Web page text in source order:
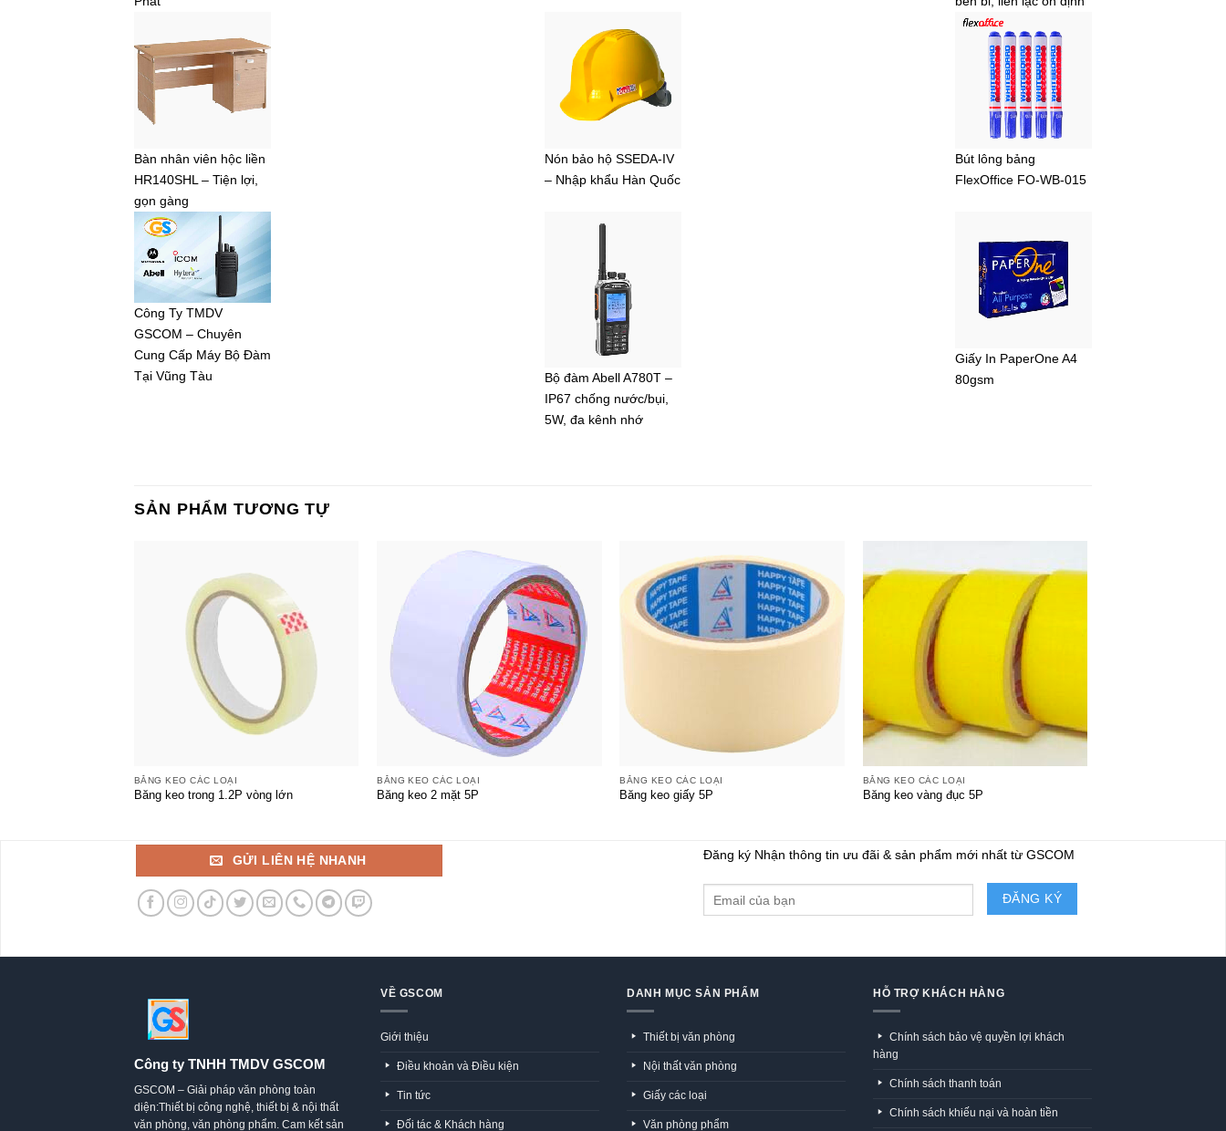
Bàn nhân viên hộc liền
HR140SHL – Tiện lợi,
gọn gàng
Nón bảo hộ SSEDA-IV
– Nhập khẩu Hàn Quốc
Bút lông bảng
FlexOffice FO-WB-015
Công Ty TMDV
GSCOM – Chuyên
Cung Cấp Máy Bộ Đàm
Tại Vũng Tàu
Bộ đàm Abell A780T –
IP67 chống nước/bụi,
5W, đa kênh nhớ
Giấy In PaperOne A4
80gsm
SẢN PHẨM TƯƠNG TỰ
BĂNG KEO CÁC LOẠI
Băng keo trong 1.2P vòng lớn
BĂNG KEO CÁC LOẠI
Băng keo 2 mặt 5P
BĂNG KEO CÁC LOẠI
Băng keo giấy 5P
BĂNG KEO CÁC LOẠI
Băng keo vàng đục 5P
GỬI LIÊN HỆ NHANH Đăng ký Nhận thông tin ưu đãi & sản phẩm mới nhất từ GSCOM
Công ty TNHH TMDV GSCOM
GSCOM – Giải pháp văn phòng toàn
diện:Thiết bị công nghệ, thiết bị & nội thất
văn phòng, văn phòng phẩm. Cam kết sản
VỀ GSCOM
Giới thiệu
Điều khoản và Điều kiện
Tin tức
Đối tác & Khách hàng
DANH MỤC SẢN PHẨM
Thiết bị văn phòng
Nội thất văn phòng
Giấy các loại
Văn phòng phẩm
HỖ TRỢ KHÁCH HÀNG
Chính sách bảo vệ quyền lợi khách
hàng
Chính sách thanh toán
Chính sách khiếu nại và hoàn tiền